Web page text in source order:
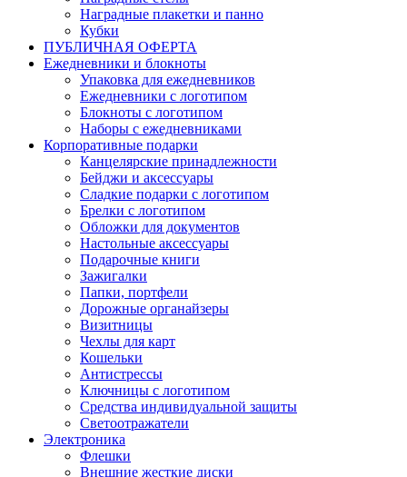
Наградные плакетки и панно
Кубки
ПУБЛИЧНАЯ ОФЕРТА
Ежедневники и блокноты
Упаковка для ежедневников
Ежедневники с логотипом
Блокноты с логотипом
Наборы с ежедневниками
Корпоративные подарки
Канцелярские принадлежности
Бейджи и аксессуары
Сладкие подарки с логотипом
Брелки с логотипом
Обложки для документов
Настольные аксессуары
Подарочные книги
Зажигалки
Папки, портфели
Дорожные органайзеры
Визитницы
Чехлы для карт
Кошельки
Антистрессы
Ключницы с логотипом
Средства индивидуальной защиты
Светоотражатели
Электроника
Флешки
Внешние жесткие диски